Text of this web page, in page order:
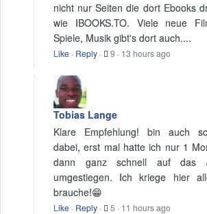
nicht nur Seiten die dort Ebooks
wie IBOOKS.TO. Viele neue
Spiele, Musik gibt's dort auch....
Like · Reply · 9 · 13 hours ago
Tobias Lange
Klare Empfehlung! bin auch
dabei, erst mal hatte ich nur 1
dann ganz schnell auf das
umgestiegen. Ich kriege hier
brauche!😁
Like · Reply · 5 · 11 hours ago